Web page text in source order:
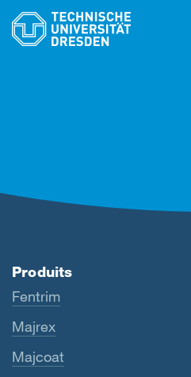
Produits
Fentrim
Majrex
Majcoat